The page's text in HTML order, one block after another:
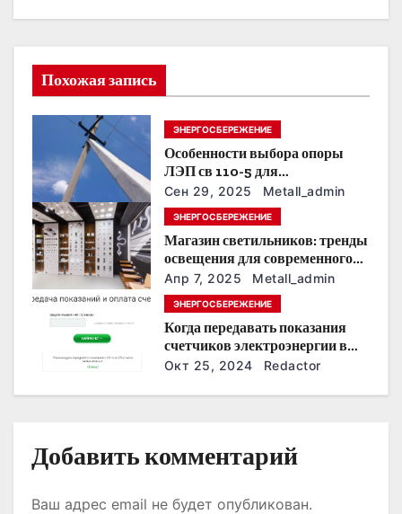
ц
я
п
о
з
а
п
и
Похожая запись
ЭНЕРГОСБЕРЕЖЕНИЕ
Особенности выбора опоры
ЛЭП св 110-5 для
строительства электросетей
Сен 29, 2025 Metall_admin
ЭНЕРГОСБЕРЕЖЕНИЕ
Магазин светильников: тренды
освещения для современного
интерьера
Апр 7, 2025 Metall_admin
ЭНЕРГОСБЕРЕЖЕНИЕ
Когда передавать показания
счетчиков электроэнергии в
Дзержинске?
Окт 25, 2024 Redactor
Добавить комментарий
Ваш адрес email не будет опубликован.